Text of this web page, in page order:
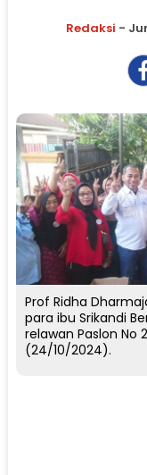
Redaksi -
Prof Ridha
para ibu Srikandi
relawan Paslon No
(24/10/2024).